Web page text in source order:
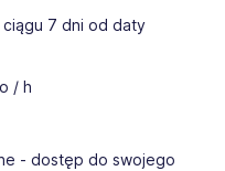
7 dni od daty
/ h
- dostęp do swojego